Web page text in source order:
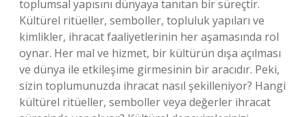
toplumsal yapısını dünyaya tanıtan bir süreçtir.
Kültürel ritüeller, semboller, topluluk yapıları ve
kimlikler, ihracat faaliyetlerinin her aşamasında rol
oynar. Her mal ve hizmet, bir kültürün dışa açılması
ve dünya ile etkileşime girmesinin bir aracıdır. Peki,
sizin toplumunuzda ihracat nasıl şekilleniyor? Hangi
kültürel ritüeller, semboller veya değerler ihracat